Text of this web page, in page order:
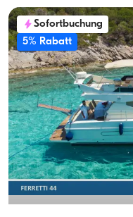
Sofortbuchung
5% Rabatt